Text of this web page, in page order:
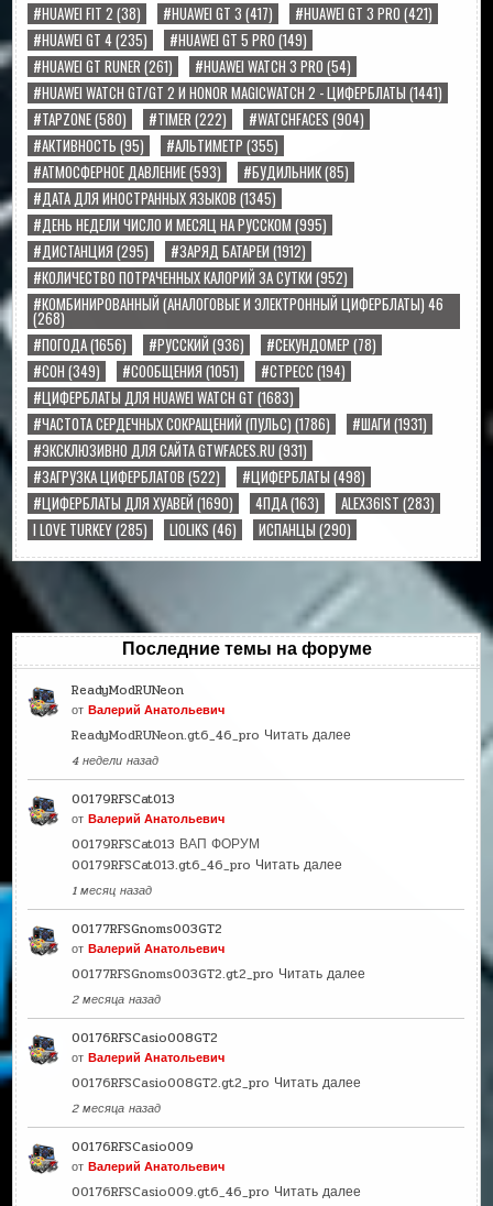
#HUAWEI FIT 2 (38) #HUAWEI GT 3 (417) #HUAWEI GT 3 PRO (421)
#HUAWEI GT 4(235) #HUAWEI GT 5 PRO (149)
#HUAWEI GT RUNER (261) #HUAWEI WATCH 3 PRO (54)
#HUAWEI WATCH GT/GT 2 И HONOR MAGICWATCH 2 - ЦИФЕРБЛАТЫ (1441)
#TAPZONE(580) #TIMER (222) #WATCHFACES (904)
#АКТИВНОСТЬ (95) #АЛЬТИМЕТР (355)
#АТМОСФЕРНОЕ ДАВЛЕНИЕ(593) #БУДИЛЬНИК(85)
#ДАТА ДЛЯ ИНОСТРАННЫХ ЯЗЫКОВ (1345)
#ДЕНЬ НЕДЕЛИ ЧИСЛО И МЕСЯЦ НА РУССКОМ (995)
#ДИСТАНЦИЯ (295) #ЗАРЯД БАТАРЕИ (1912)
#КОЛИЧЕСТВО ПОТРАЧЕННЫХ КАЛОРИЙ ЗА СУТКИ (952)
#КОМБИНИРОВАННЫЙ (АНАЛОГОВЫЕ И ЭЛЕКТРОННЫЙ ЦИФЕРБЛАТЫ) 46
(268)
#ПОГОДА(1656) #РУССКИЙ (936) #СЕКУНДОМЕР (78)
#СОН (349) #СООБЩЕНИЯ (1051) #СТРЕСС (194)
#ЦИФЕРБЛАТЫ ДЛЯ HUAWEI WATCH GT (1683)
#ЧАСТОТА СЕРДЕЧНЫХ СОКРАЩЕНИЙ (ПУЛЬС) (1786) #ШАГИ (1931)
#ЭКСКЛЮЗИВНО ДЛЯ САЙТА GTWFACES.RU (931)
#ЗАГРУЗКА ЦИФЕРБЛАТОВ (522) #ЦИФЕРБЛАТЫ (498)
#ЦИФЕРБЛАТЫ ДЛЯ ХУАВЕЙ (1690) 4ПДА(163) ALEX36IST (283)
I LOVE TURKEY(285) LIOLIKS (46) ИСПАНЦЫ (290)
Последние темы на форуме
ReadyModRUNeon
отВалерий Анатольевич
ReadyModRUNeon.gt6_46_pro Читать далее
4 недели назад
00179RFSCat013
отВалерий Анатольевич
00179RFSCat013 ВАП ФОРУМ
00179RFSCat013.gt6_46_pro Читать далее
1 месяц назад
00177RFSGnoms003GT2
отВалерий Анатольевич
00177RFSGnoms003GT2.gt2_pro Читать далее
2 месяца назад
00176RFSCasio008GT2
отВалерий Анатольевич
00176RFSCasio008GT2.gt2_pro Читать далее
2 месяца назад
00176RFSCasio009
отВалерий Анатольевич
00176RFSCasio009.gt6_46_pro Читать далее